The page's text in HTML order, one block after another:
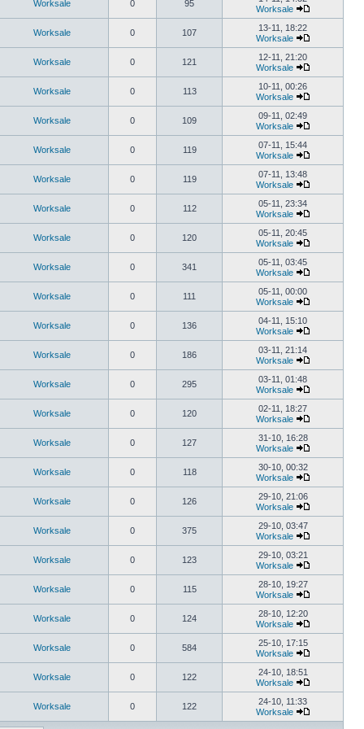
Worksale 0 95
Worksale
Worksale 0 107
13-11, 18:22
Worksale
Worksale 0 121
12-11, 21:20
Worksale
Worksale 0 113
10-11, 00:26
Worksale
Worksale 0 109
09-11, 02:49
Worksale
Worksale 0 119
07-11, 15:44
Worksale
Worksale 0 119
07-11, 13:48
Worksale
Worksale 0 112
05-11, 23:34
Worksale
Worksale 0 120
05-11, 20:45
Worksale
Worksale 0 341
05-11, 03:45
Worksale
Worksale 0 111
05-11, 00:00
Worksale
Worksale 0 136
04-11, 15:10
Worksale
Worksale 0 186
03-11, 21:14
Worksale
Worksale 0 295
03-11, 01:48
Worksale
Worksale 0 120
02-11, 18:27
Worksale
Worksale 0 127
31-10, 16:28
Worksale
Worksale 0 118
30-10, 00:32
Worksale
Worksale 0 126
29-10, 21:06
Worksale
Worksale 0 375
29-10, 03:47
Worksale
Worksale 0 123
29-10, 03:21
Worksale
Worksale 0 115
28-10, 19:27
Worksale
Worksale 0 124
28-10, 12:20
Worksale
Worksale 0 584
25-10, 17:15
Worksale
Worksale 0 122
24-10, 18:51
Worksale
Worksale 0 122
24-10, 11:33
Worksale